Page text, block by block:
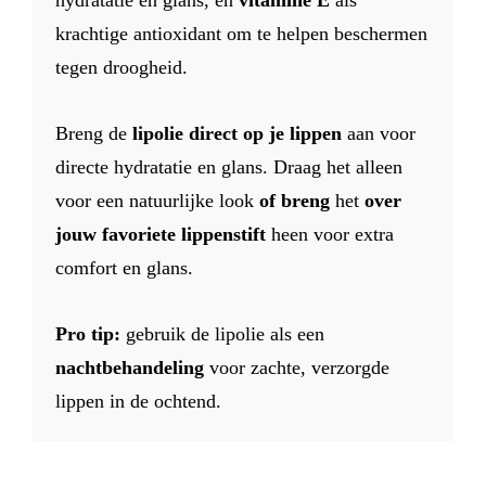
krachtige antioxidant om te helpen beschermen
tegen droogheid.
Breng de lipolie direct op je lippen aan voor
directe hydratatie en glans. Draag het alleen
voor een natuurlijke look of breng het over
jouw favoriete lippenstift heen voor extra
comfort en glans.
Pro tip: gebruik de lipolie als een
nachtbehandeling voor zachte, verzorgde
lippen in de ochtend.